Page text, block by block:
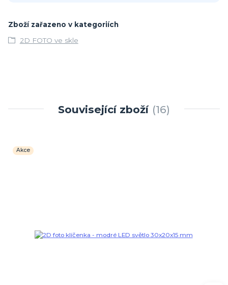
Zboží zařazeno v kategoriích
2D FOTO ve skle
Související zboží 16
Akce